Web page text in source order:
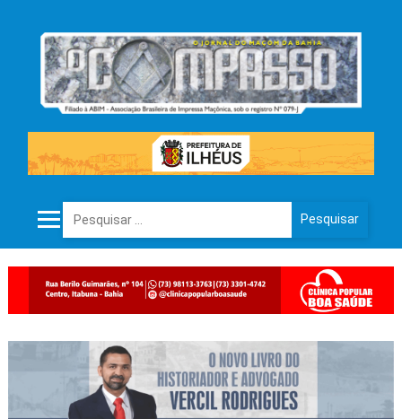
Pesquisar por: